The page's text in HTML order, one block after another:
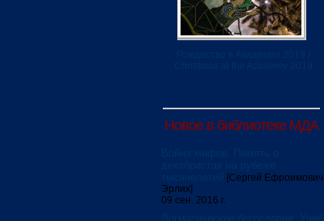
Новое в библиотеке МДА
[Сергей Ефроимович
Эрлих]
09 сен. 2016 г.